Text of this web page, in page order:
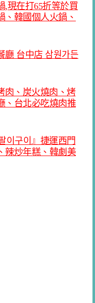
,現在打65折等於買
、韓國個人火鍋、
廳 台中店 삼원가든
肉、炭火燒肉、烤
、台北必吃燒肉推
이구이』捷運西門
辣炒年糕、韓劇美